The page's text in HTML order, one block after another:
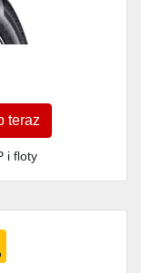
teraz
i floty